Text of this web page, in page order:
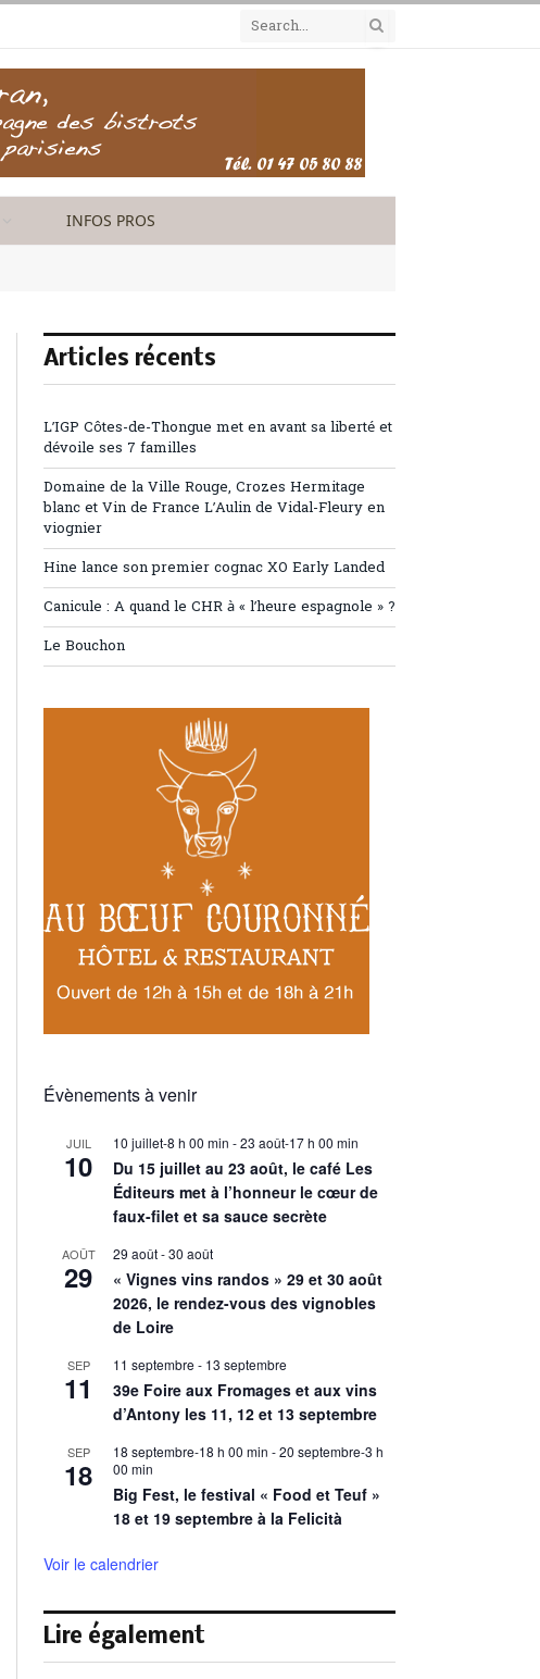
INFOS PROS
Articles récents
L’IGP Côtes-de-Thongue met en avant sa liberté et
dévoile ses 7 familles
Domaine de la Ville Rouge, Crozes Hermitage
blanc et Vin de France L’Aulin de Vidal-Fleury en
viognier
Hine lance son premier cognac XO Early Landed
Canicule : A quand le CHR à « l’heure espagnole » ?
Le Bouchon
Évènements à venir
JUIL
10
10 juillet-8 h 00 min -23 août-17 h 00 min
Du 15 juillet au 23 août, le café Les
Éditeurs met à l’honneur le cœur de
faux-filet et sa sauce secrète
AOÛT
29
29 août-30 août
« Vignes vins randos » 29 et 30 août
2026, le rendez-vous des vignobles
de Loire
SEP
11
11 septembre - 13 septembre
39e Foire aux Fromages et aux vins
d’Antony les 11, 12 et 13 septembre
SEP
18
18 septembre-18 h 00 min -20 septembre-3 h
00 min
Big Fest, le festival « Food et Teuf »
18 et 19 septembre à la Felicità
Voir le calendrier
Lire également